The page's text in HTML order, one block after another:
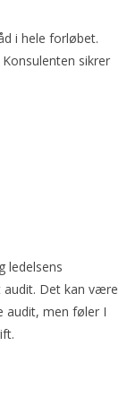
i hele forløbet.
sikrer
ledelsens
audit. Det kan være
audit, men føler I